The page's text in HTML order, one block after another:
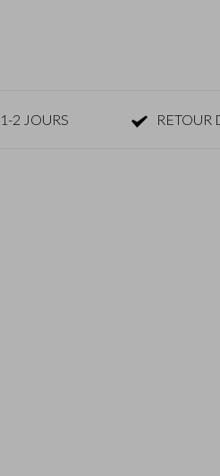
2 JOURS RETOUR